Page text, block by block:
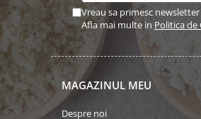
Vreau sa primesc
Afla mai multe in Politica
MAGAZINUL MEU
Despre noi